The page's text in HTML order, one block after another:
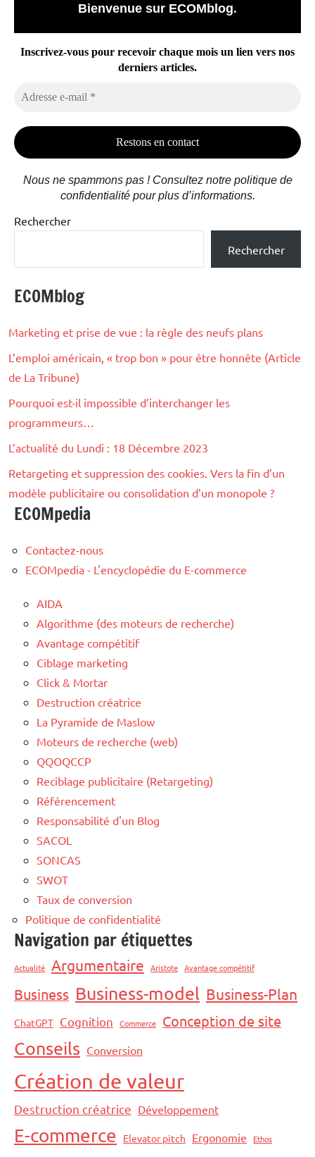
Bienvenue sur ECOMblog.
Inscrivez-vous pour recevoir chaque mois un lien vers nos
derniers articles.
e-
Nous ne spammons pas ! Consultez notre politique de
confidentialité pour plus d’informations.
Rechercher
Rechercher
ECOMblog
Marketing et prise de vue : la règle des neufs plans
L’emploi américain, « trop bon » pour être honnête (Article
de La Tribune)
Pourquoi est-il impossible d’interchanger les
programmeurs…
L’actualité du Lundi : 18 Décembre 2023
Retargeting et suppression des cookies. Vers la fin d’un
modèle publicitaire ou consolidation d’un monopole ?
ECOMpedia
Contactez-nous
ECOMpedia - L'encyclopédie du E-commerce
AIDA
Algorithme (des moteurs de recherche)
Avantage compétitif
Ciblage marketing
Click & Mortar
Destruction créatrice
La Pyramide de Maslow
Moteurs de recherche (web)
QQOQCCP
Reciblage publicitaire (Retargeting)
Référencement
Responsabilité d'un Blog
SACOL
SONCAS
SWOT
Taux de conversion
Politique de confidentialité
Navigation par étiquettes
Actualité Argumentaire Aristote Avantage compétitif
Business Business-model Business-Plan
ChatGPT Cognition Commerce Conception de site
Conseils Conversion
Création de valeur
Destruction créatrice Développement
E-commerce Elevator pitch Ergonomie Ethos